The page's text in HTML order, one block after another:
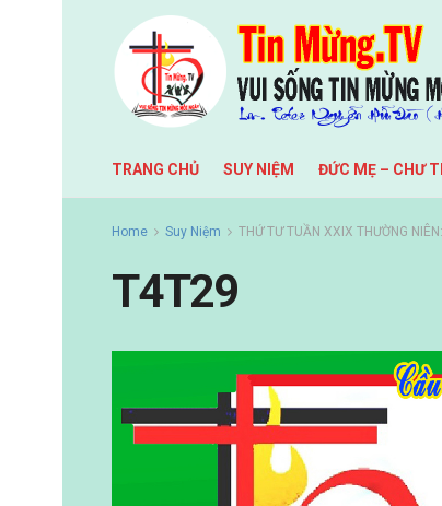
TRANG CHỦ SUY NIỆM ĐỨC MẸ – CHƯ
Home Suy Niệm THỨ TƯ TUẦN XXIX THƯỜNG
T4T29